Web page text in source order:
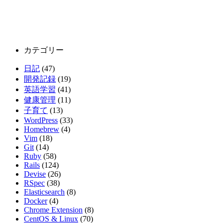
カテゴリー
日記 (47)
開発記録 (19)
英語学習 (41)
健康管理 (11)
子育て (13)
WordPress (33)
Homebrew (4)
Vim (18)
Git (14)
Ruby (58)
Rails (124)
Devise (26)
RSpec (38)
Elasticsearch (8)
Docker(4)
Chrome Extension (8)
CentOS & Linux (70)